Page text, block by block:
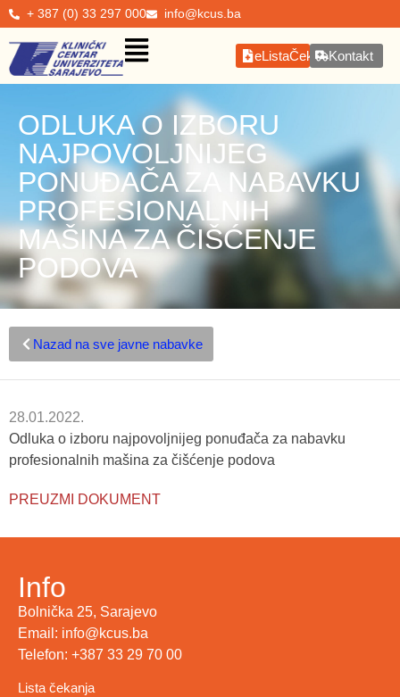
+ 387 (0) 33 297 000 info@kcus.ba
eListaČekanjaKontakt
ODLUKA O IZBORU
NAJPOVOLJNIJEG
PONUĐAČA ZA NABAVKU
PROFESIONALNIH
MAŠINA ZA ČIŠĆENJE
PODOVA
Nazad na sve javne nabavke
28.01.2022.
Odluka o izboru najpovoljnijeg ponuđača za nabavku
profesionalnih mašina za čišćenje podova
PREUZMI DOKUMENT
Info
Bolnička 25, Sarajevo
Email: info@kcus.ba
Telefon: +387 33 29 70 00
Lista čekanja